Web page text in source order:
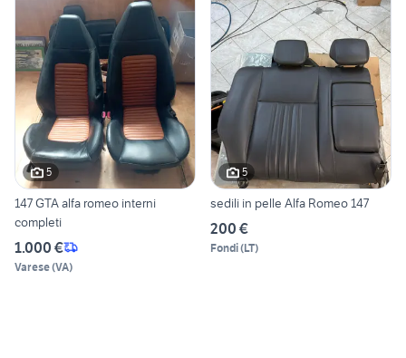
5
147 GTA alfa romeo interni
completi
1.000 €
Varese(VA)
5
sedili in pelle Alfa Romeo 147
200 €
Fondi(LT)